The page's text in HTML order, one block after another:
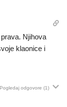
Njihova
klaonice i
Pogledaj odgovore (1)